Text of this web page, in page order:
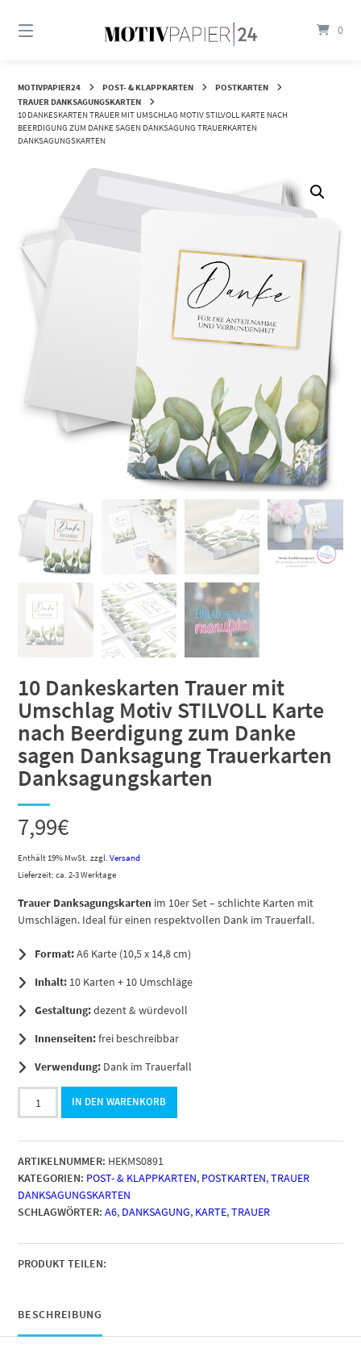
zum
0
MOTIVPAPIER24 POST- & KLAPPKARTEN
POSTKARTEN
TRAUER DANKSAGUNGSKARTEN
10 DANKESKARTEN TRAUER MIT UMSCHLAG MOTIV STILVOLL KARTE NACH
BEERDIGUNG ZUM DANKE SAGEN DANKSAGUNG TRAUERKARTEN
DANKSAGUNGSKARTEN
10 Dankeskarten Trauer mit
Umschlag Motiv STILVOLL Karte
nach Beerdigung zum Danke
sagen Danksagung Trauerkarten
Danksagungskarten
7,99€
Enthält 19% MwSt. zzgl.Versand
Lieferzeit: ca. 2-3 Werktage
Trauer Danksagungskarten im 10er Set – schlichte Karten mit
Umschlägen. Ideal für einen respektvollen Dank im Trauerfall.
Format:A6 Karte (10,5 x 14,8 cm)
Inhalt: 10 Karten + 10 Umschläge
Gestaltung:dezent & würdevoll
Innenseiten:frei beschreibbar
Verwendung: Dank im Trauerfall
Dankeskarten
mit
Umschlag
Motiv
STILVOLL
Karte
Beerdigung
zum
Danksagung
Trauerkarten
IN DEN WARENKORB
ARTIKELNUMMER: HEKMS0891
KATEGORIEN: POST- & KLAPPKARTEN, POSTKARTEN,TRAUER
DANKSAGUNGSKARTEN
SCHLAGWÖRTER: A6, DANKSAGUNG, KARTE,TRAUER
PRODUKT TEILEN:
BESCHREIBUNG